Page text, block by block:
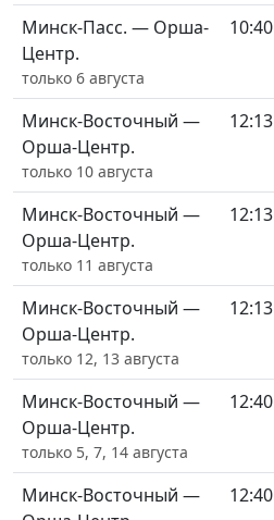
Минск-Пасс. — Орша-
Центр.
только 6 августа
10:40
Минск-Восточный —
Орша-Центр.
только 10 августа
12:13
Минск-Восточный —
Орша-Центр.
только 11 августа
12:13
Минск-Восточный —
Орша-Центр.
только 12, 13 августа
12:13
Минск-Восточный —
Орша-Центр.
только 5, 7, 14 августа
12:40
Минск-Восточный —
12:40